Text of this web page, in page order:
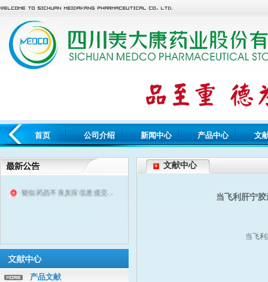
首页 公司介绍 新闻中心 产品中心 文
疑似药品不良反应信息提交...
产品文献
文献中心
当飞利肝宁
当飞